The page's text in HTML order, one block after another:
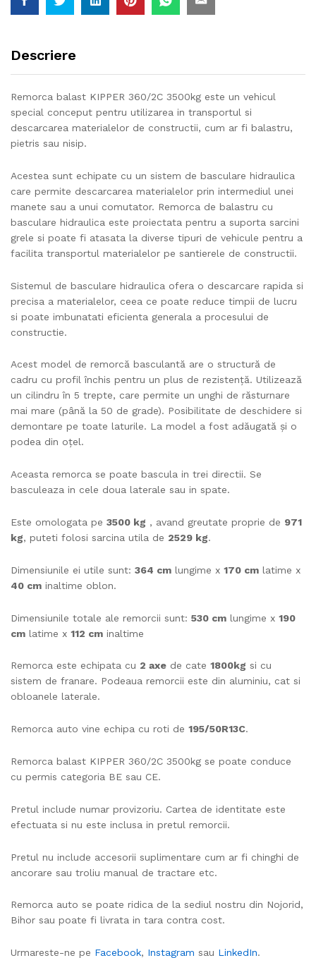
Descriere
Remorca balast KIPPER 360/2C 3500kg este un vehicul
special conceput pentru utilizarea in transportul si
descarcarea materialelor de constructii, cum ar fi balastru,
pietris sau nisip.
Acestea sunt echipate cu un sistem de basculare hidraulica
care permite descarcarea materialelor prin intermediul unei
manete sau a unui comutator. Remorca de balastru cu
basculare hidraulica este proiectata pentru a suporta sarcini
grele si poate fi atasata la diverse tipuri de vehicule pentru a
facilita transportul materialelor pe santierele de constructii.
Sistemul de basculare hidraulica ofera o descarcare rapida si
precisa a materialelor, ceea ce poate reduce timpii de lucru
si poate imbunatati eficienta generala a procesului de
constructie.
Acest model de remorcă basculantă are o structură de
cadru cu profil închis pentru un plus de rezistență. Utilizează
un cilindru în 5 trepte, care permite un unghi de răsturnare
mai mare (până la 50 de grade). Posibilitate de deschidere si
demontare pe toate laturile. La model a fost adăugată și o
podea din oțel.
Aceasta remorca se poate bascula in trei directii. Se
basculeaza in cele doua laterale sau in spate.
Este omologata pe 3500 kg , avand greutate proprie de 971
kg, puteti folosi sarcina utila de 2529 kg.
Dimensiunile ei utile sunt: 364 cm lungime x 170 cm latime x
40 cm inaltime oblon.
Dimensiunile totale ale remorcii sunt: 530 cm lungime x 190
cm latime x 112 cm inaltime
Remorca este echipata cu 2 axe de cate 1800kg si cu
sistem de franare. Podeaua remorcii este din aluminiu, cat si
obloanele laterale.
Remorca auto vine echipa cu roti de 195/50R13C.
Remorca balast KIPPER 360/2C 3500kg se poate conduce
cu permis categoria BE sau CE.
Pretul include numar provizoriu. Cartea de identitate este
efectuata si nu este inclusa in pretul remorcii.
Pretul nu include accesorii suplimentare cum ar fi chinghi de
ancorare sau troliu manual de tractare etc.
Remorca auto se poate ridica de la sediul nostru din Nojorid,
Bihor sau poate fi livrata in tara contra cost.
Urmareste-ne pe Facebook, Instagram sau LinkedIn.